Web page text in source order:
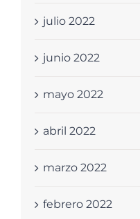
julio 2022
junio 2022
mayo 2022
abril 2022
marzo 2022
febrero 2022